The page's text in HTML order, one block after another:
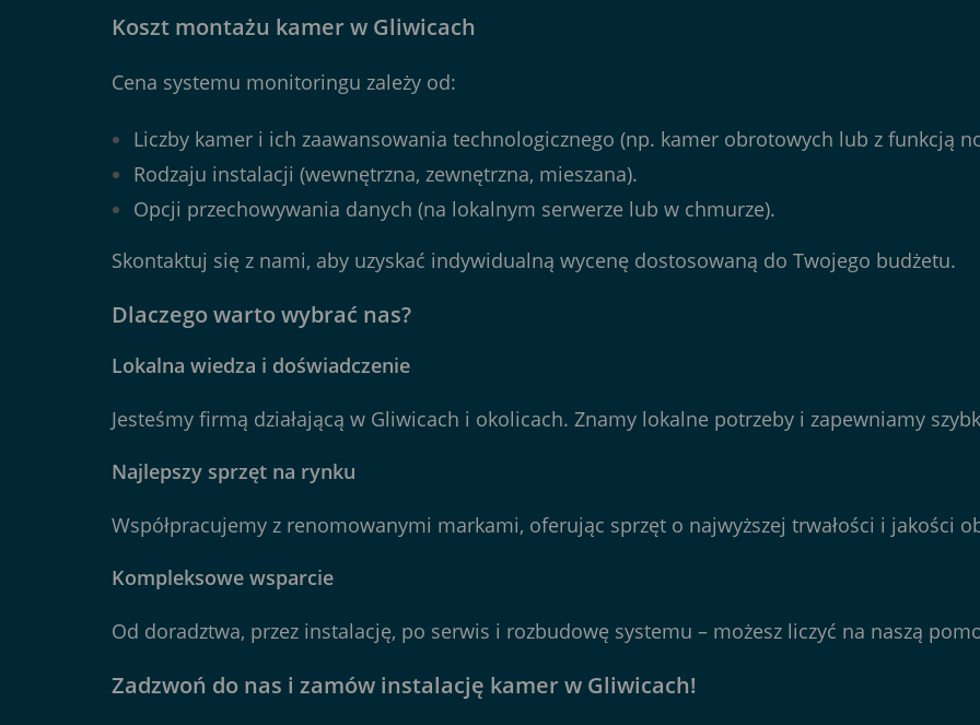
Koszt montażu kamer w Gliwicach
Cena systemu monitoringu zależy od:
Liczby kamer i ich zaawansowania technologicznego (np. kamer obrotowych lub z funkcją
Rodzaju instalacji (wewnętrzna, zewnętrzna, mieszana).
Opcji przechowywania danych (na lokalnym serwerze lub w chmurze).
Skontaktuj się z nami, aby uzyskać indywidualną wycenę dostosowaną do Twojego budżetu.
Dlaczego warto wybrać nas?
Lokalna wiedza i doświadczenie
Jesteśmy firmą działającą w Gliwicach i okolicach. Znamy lokalne potrzeby i zapewniamy
Najlepszy sprzęt na rynku
Współpracujemy z renomowanymi markami, oferując sprzęt o najwyższej trwałości i jakości
Kompleksowe wsparcie
Od doradztwa, przez instalację, po serwis i rozbudowę systemu – możesz liczyć na naszą
Zadzwoń do nas i zamów instalację kamer w Gliwicach!